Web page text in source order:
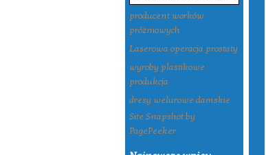
producent worków
próżniowych
Laserowa operacja prostaty
wyroby plastikowe
produkcja
dresy welurowe damskie
Site Snapshot by
PagePeeker